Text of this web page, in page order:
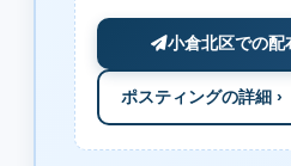
小倉北区での配
ポスティングの詳細 ›